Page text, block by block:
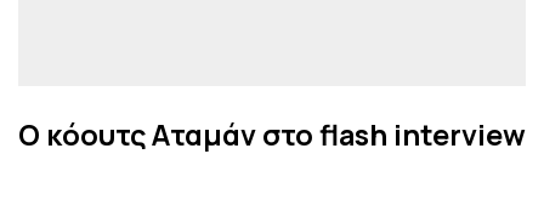
Ο κόουτς Αταμάν στο flash interview